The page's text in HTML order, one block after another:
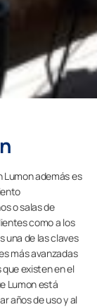
Lumon además es
o salas de
como a los
una de las claves
más avanzadas
existen en el
Lumon está
años de uso y al